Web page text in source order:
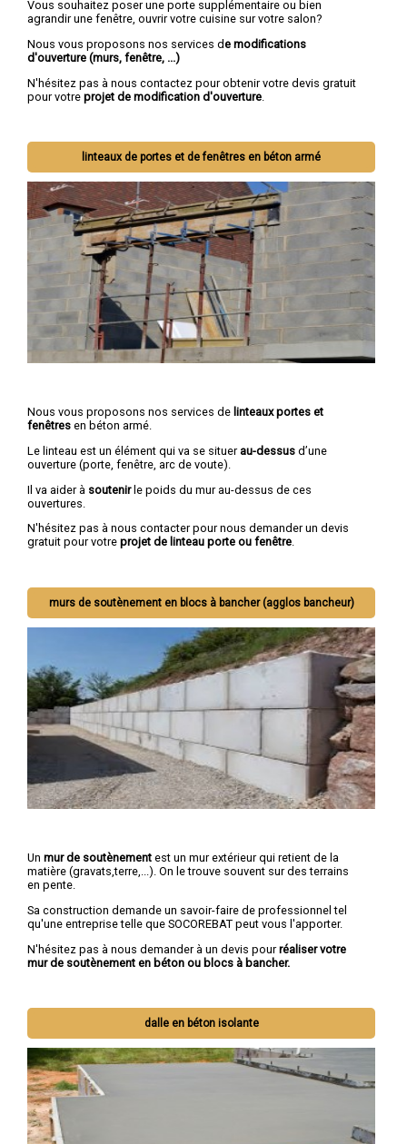
Vous souhaitez poser une porte supplémentaire ou bien
agrandir une fenêtre, ouvrir votre cuisine sur votre salon?
Nous vous proposons nos services de modifications
d'ouverture (murs, fenêtre, ...)
N'hésitez pas à nous contactez pour obtenir votre devis gratuit
pour votre projet de modification d'ouverture
linteaux de portes et de fenêtres en béton armé
Nous vous proposons nos services de linteaux portes et
fenêtres en béton armé.
Le linteau est un élément qui va se situer au-dessus d’une
ouverture (porte, fenêtre, arc de voute).
Il va aider à soutenirle poids du mur au-dessus de ces
ouvertures.
N'hésitez pas à nous contacter pour nous demander un devis
gratuit pour votre projet de linteau porte ou fenêtre.
murs de soutènement en blocs à bancher (agglos bancheur)
Un mur de soutènement est un mur extérieur qui retient de la
matière (gravats,terre,...). On le trouve souvent sur des terrains
en pente.
Sa construction demande un savoir-faire de professionnel tel
qu'une entreprise telle que SOCOREBAT peut vous l'apporter.
N'hésitez pas à nous demander à un devis pourréaliser votre
mur de soutènement en béton ou blocs à bancher.
dalle en béton isolante